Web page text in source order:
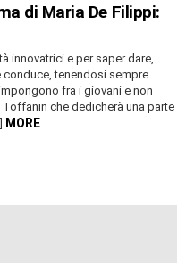
di Maria De Filippi:
innovatrici e per saper dare,
tenendosi sempre
fra i giovani e non
che dedicherà una parte
MORE